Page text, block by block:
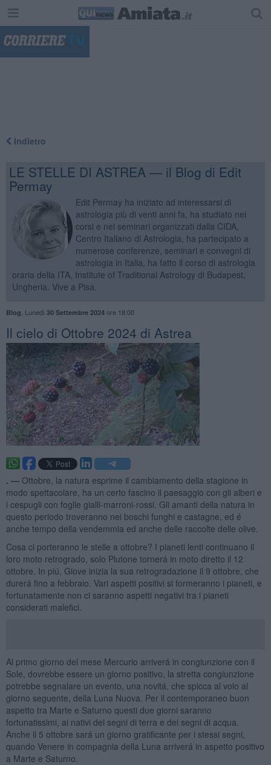
Indietro
LE STELLE DI ASTREA — il Blog di Edit
Permay
Edit Permay ha iniziato ad interessarsi di
astrologia più di venti anni fa, ha studiato nei
corsi e nei seminari organizzati dalla CIDA,
Centro Italiano di Astrologia, ha partecipato a
numerose conferenze, seminari e convegni di
astrologia in Italia, ha fatto il corso di astrologia
oraria della ITA, Institute of Traditional Astrology di Budapest,
Ungheria. Vive a Pisa.
Blog Lunedì 30 Settembre 2024ore 18:00
​Il cielo di Ottobre 2024 di Astrea
. — Ottobre, la natura esprime il cambiamento della stagione in
modo spettacolare, ha un certo fascino il paesaggio con gli alberi e
i cespugli con foglie gialli-marroni-rossi. Gli amanti della natura in
questo periodo troveranno nei boschi funghi e castagne, ed é
anche tempo della vendemmia ed anche delle raccolte delle olive.
Cosa ci porteranno le stelle a ottobre? I pianeti lenti continuano il
loro moto retrogrado, solo Plutone tornerá in moto diretto il 12
ottobre. In piú, Giove inizia la sua retrogradazione il 9 ottobre, che
durerá fino a febbraio. Vari aspetti positivi si formeranno i pianeti, e
fortunatamente non ci saranno aspetti negativi tra i pianeti
considerati malefici.
Al primo giorno del mese Mercurio arriverá in congiunzione con il
Sole, dovrebbe essere un giorno positivo, la stretta congiunzione
potrebbe segnalare un evento, una novitá, che spicca al volo al
giorno seguente, della Luna Nuova. Per il contemporaneo buon
aspetto tra Marte e Saturno questi due giorni saranno
fortunatissimi, ai nativi dei segni di terra e dei segni di acqua.
Anche il 5 ottobre sará un giorno gratificante per i stessi segni,
quando Venere in compagnia della Luna arriverá in aspetto positivo
a Marte e Saturno.